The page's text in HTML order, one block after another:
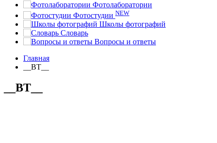
Фотолаборатории
Фотостудии NEW
Школы фотографий
Словарь
Вопросы и ответы
Главная
__BT__
__BT__